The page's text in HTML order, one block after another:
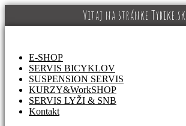
Vitaj na stránke Tybike.sk
E-SHOP
SERVIS BICYKLOV
SUSPENSION SERVIS
KURZY&WorkSHOP
SERVIS LYŽI & SNB
Kontakt